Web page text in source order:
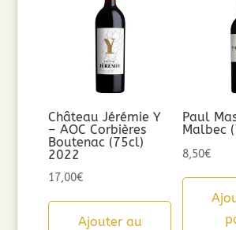
Château Jérémie Y
– AOC Corbières
Boutenac (75cl)
2022
17,00€
Ajouter au
Paul
Malbec
8,50€